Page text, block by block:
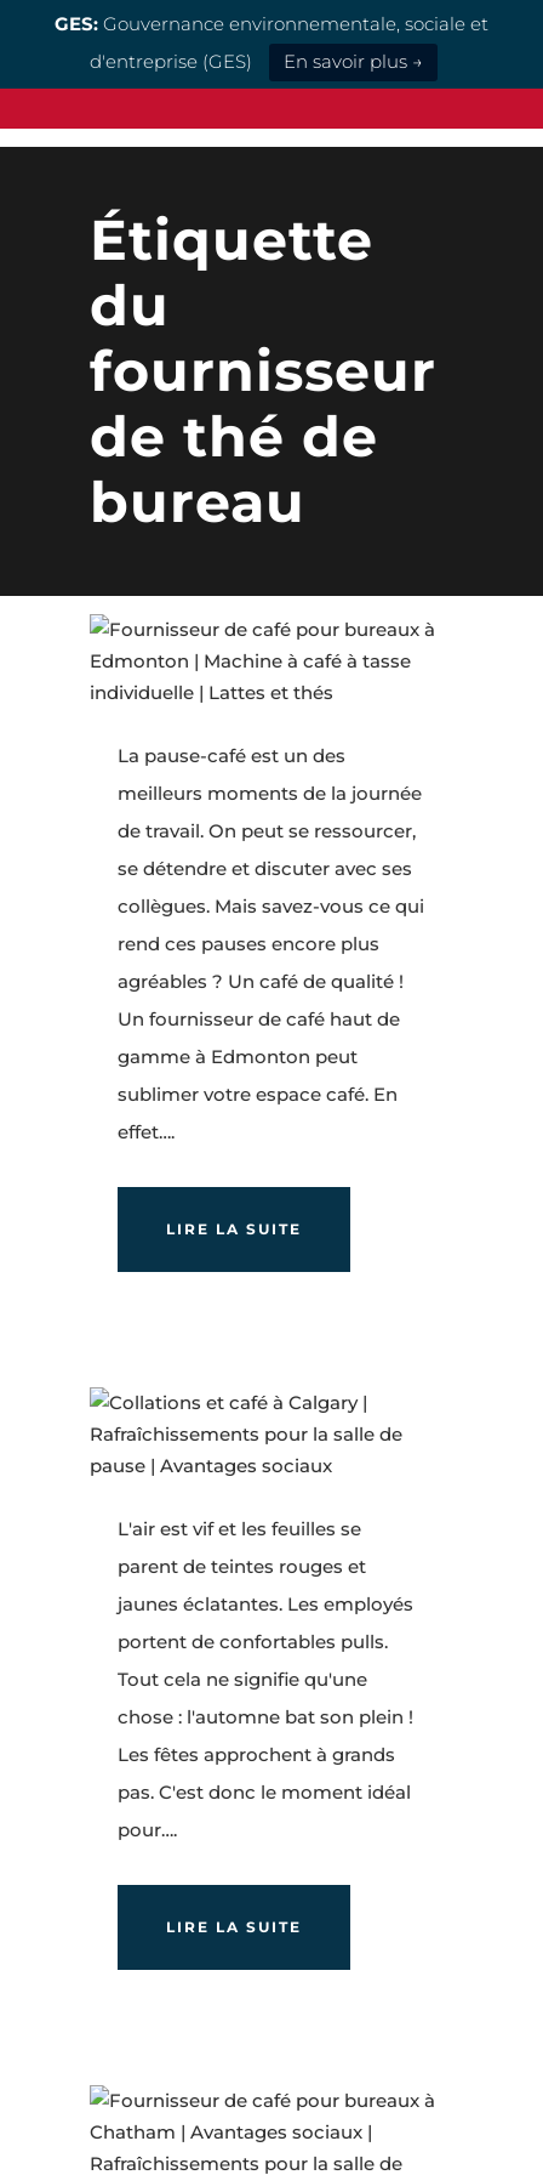
GES: Gouvernance environnementale, sociale et
d'entreprise (GES)
En savoir plus →
Étiquette
du
fournisseur
de thé de
bureau
La pause-café est un des
meilleurs moments de la journée
de travail. On peut se ressourcer,
se détendre et discuter avec ses
collègues. Mais savez-vous ce qui
rend ces pauses encore plus
agréables ? Un café de qualité !
Un fournisseur de café haut de
gamme à Edmonton peut
sublimer votre espace café. En
effet….
LIRE LA SUITE
L'air est vif et les feuilles se
parent de teintes rouges et
jaunes éclatantes. Les employés
portent de confortables pulls.
Tout cela ne signifie qu'une
chose : l'automne bat son plein !
Les fêtes approchent à grands
pas. C'est donc le moment idéal
pour….
LIRE LA SUITE